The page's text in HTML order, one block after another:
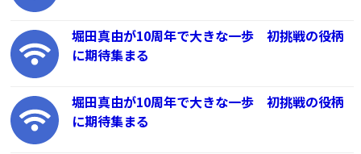
堀田真由が10周年で大きな一歩 初挑戦の役柄
に期待集まる
堀田真由が10周年で大きな一歩 初挑戦の役柄
に期待集まる